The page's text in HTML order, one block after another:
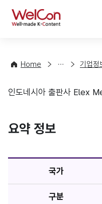
WelCon
Home
컨
팅
해
기
정
기업정
기업정보
인도네시아 출판사 Elex
요약 정보
국가
구분